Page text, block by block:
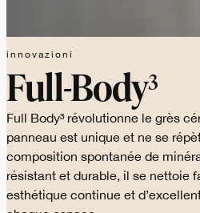
innovazioni
Full-Body³
Full Body³ révolutionne le grès
panneau est unique et ne se
composition spontanée de
résistant et durable, il se nettoie
esthétique continue et